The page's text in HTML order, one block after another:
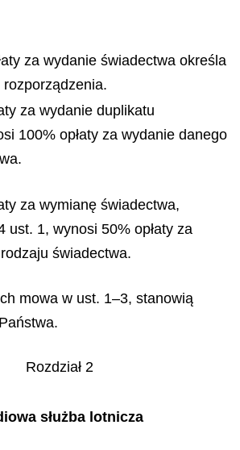
za wydanie świadectwa określa
rozporządzenia.
za wydanie duplikatu
100% opłaty za wydanie danego
za wymianę świadectwa,
ust. 1, wynosi 50% opłaty za
świadectwa.
mowa w ust. 1–3, stanowią
Rozdział 2
służba lotnicza